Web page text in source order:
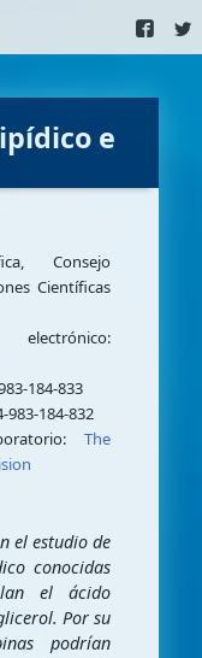
e
Consejo
Científicas
184-833
184-832
The
el estudio de
conocidas
el ácido
Por su
podrían